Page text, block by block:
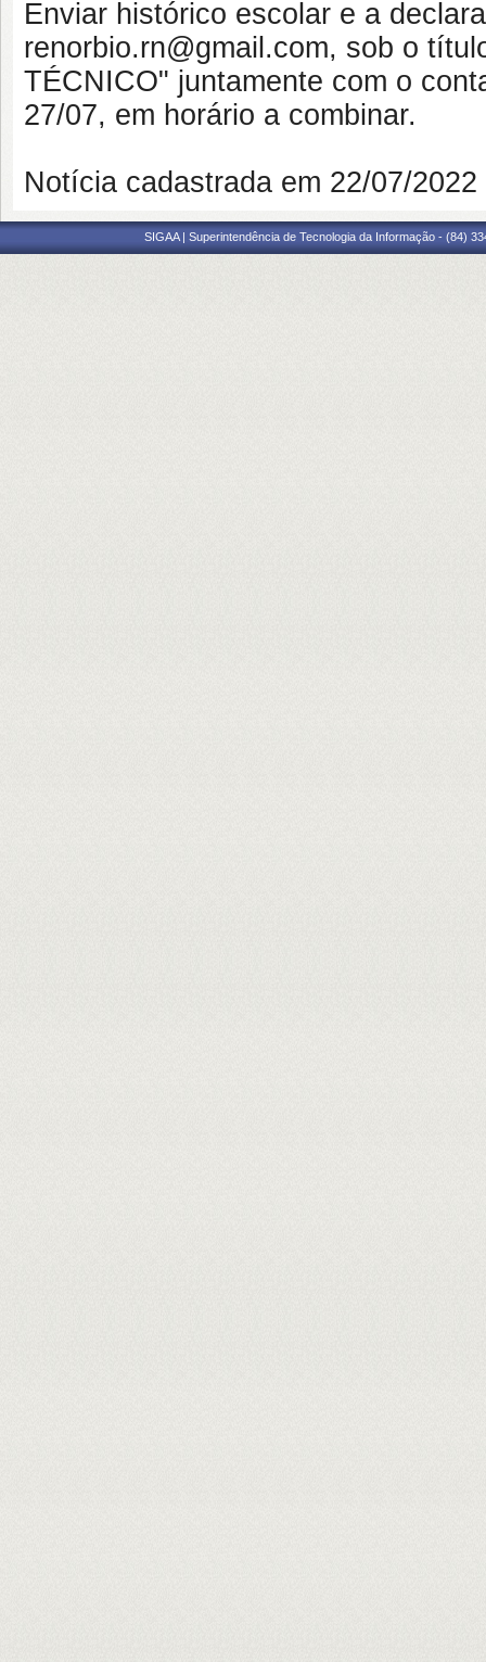
Enviar histórico escolar e a
renorbio.rn@gmail.com, sob o
TÉCNICO" juntamente com o
27/07, em horário a combinar.
Notícia cadastrada em 22/07/
SIGAA | Superintendência de Tecnologia da Informação - (84)